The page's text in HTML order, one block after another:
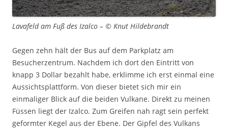
Lavafeld am Fuß des Izalco – © Knut Hildebrandt
Gegen zehn hält der Bus auf dem Parkplatz am
Besucherzentrum. Nachdem ich dort den Eintritt von
knapp 3 Dollar bezahlt habe, erklimme ich erst einmal eine
Aussichtsplattform. Von dieser bietet sich mir ein
einmaliger Blick auf die beiden Vulkane. Direkt zu meinen
Füssen liegt der Izalco. Zum Greifen nah ragt sein perfekt
geformter Kegel aus der Ebene. Der Gipfel des Vulkans